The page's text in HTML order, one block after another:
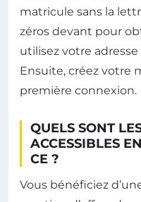
matricule sans la
zéros devant pour
utilisez votre
Ensuite, créez votre
première connexion.
QUELS SONT
ACCESSIBLES
CE ?
Vous bénéficiez